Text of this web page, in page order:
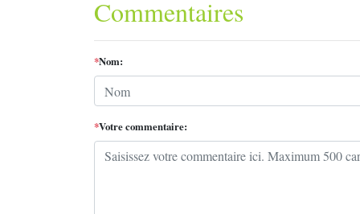
Commentaires
*Nom:
*Votre commentaire: